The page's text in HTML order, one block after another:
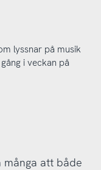
lyssnar på musik
i veckan på
många att både